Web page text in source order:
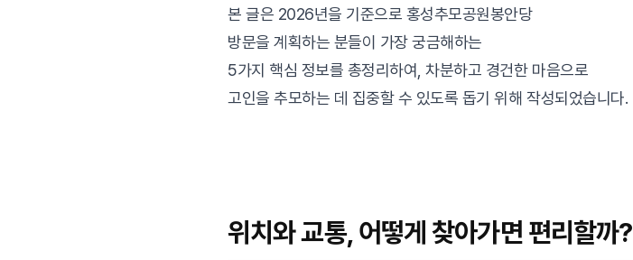
본 글은 2026년을 기준으로 홍성추모공원봉안당
방문을 계획하는 분들이 가장 궁금해하는
5가지 핵심 정보를 총정리하여, 차분하고 경건한 마음으로
고인을 추모하는 데 집중할 수 있도록 돕기 위해 작성되었습니다.
위치와 교통, 어떻게 찾아가면 편리할까?